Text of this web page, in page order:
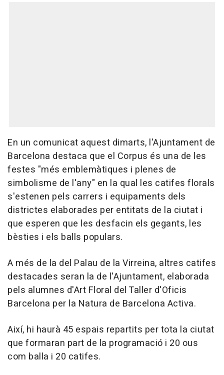
En un comunicat aquest dimarts, l'Ajuntament de
Barcelona destaca que el Corpus és una de les
festes "més emblemàtiques i plenes de
simbolisme de l'any" en la qual les catifes florals
s'estenen pels carrers i equipaments dels
districtes elaborades per entitats de la ciutat i
que esperen que les desfacin els gegants, les
bèsties i els balls populars.
A més de la del Palau de la Virreina, altres catifes
destacades seran la de l'Ajuntament, elaborada
pels alumnes d'Art Floral del Taller d'Oficis
Barcelona per la Natura de Barcelona Activa.
Així, hi haurà 45 espais repartits per tota la ciutat
que formaran part de la programació i 20 ous
com balla i 20 catifes.